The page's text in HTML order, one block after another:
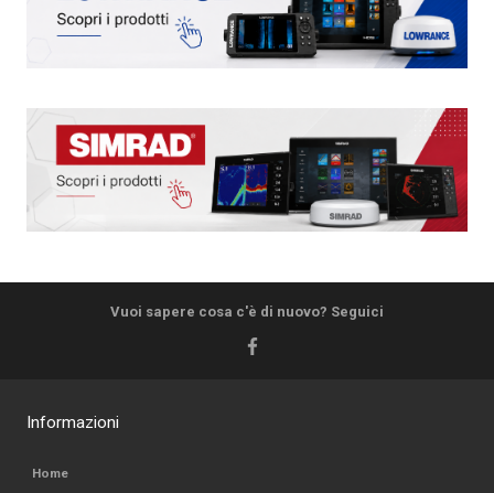
Vuoi sapere cosa c'è di nuovo? Seguici
Informazioni
Home